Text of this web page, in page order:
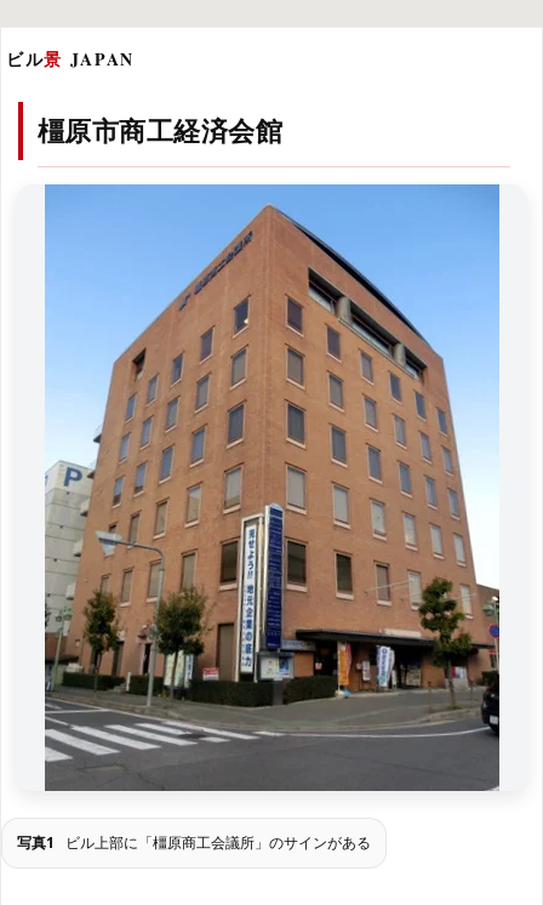
ビル景 JAPAN
橿原市商工経済会館
写真1 ビル上部に「橿原商工会議所」のサインがある